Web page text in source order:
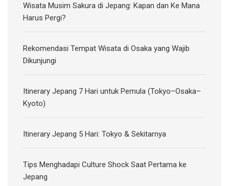
Wisata Musim Sakura di Jepang: Kapan dan Ke Mana
Harus Pergi?
Rekomendasi Tempat Wisata di Osaka yang Wajib
Dikunjungi
Itinerary Jepang 7 Hari untuk Pemula (Tokyo–Osaka–
Kyoto)
Itinerary Jepang 5 Hari: Tokyo & Sekitarnya
Tips Menghadapi Culture Shock Saat Pertama ke
Jepang